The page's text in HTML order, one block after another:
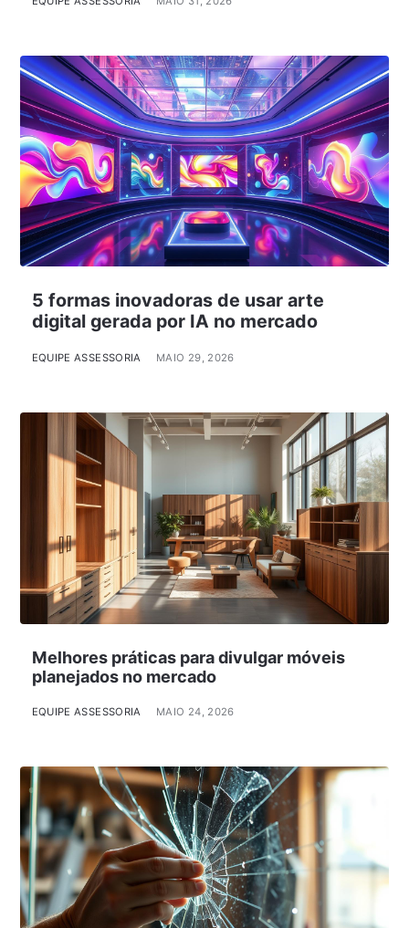
5 formas inovadoras de usar arte
digital gerada por IA no mercado
EQUIPE ASSESSORIA MAIO 29, 2026
Melhores práticas para divulgar móveis
planejados no mercado
EQUIPE ASSESSORIA MAIO 24, 2026